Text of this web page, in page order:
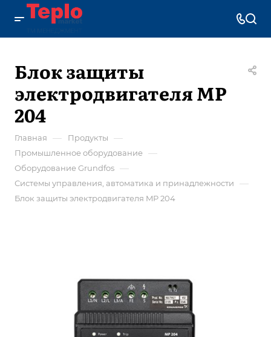
Блок защиты
электродвигателя MP
204
Главная — Продукты —
Промышленное оборудование —
Оборудование Grundfos —
Системы управления, автоматика и принадлежности —
Блок защиты электродвигателя MP 204